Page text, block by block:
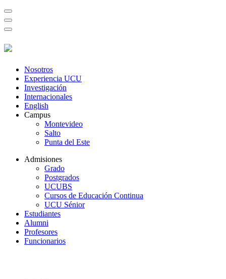
Nosotros
Experiencia UCU
Investigación
Internacionales
English
Campus
Montevideo
Salto
Punta del Este
Admisiones
Grado
Postgrados
UCUBS
Cursos de Educación Continua
UCU Sénior
Estudiantes
Alumni
Profesores
Funcionarios